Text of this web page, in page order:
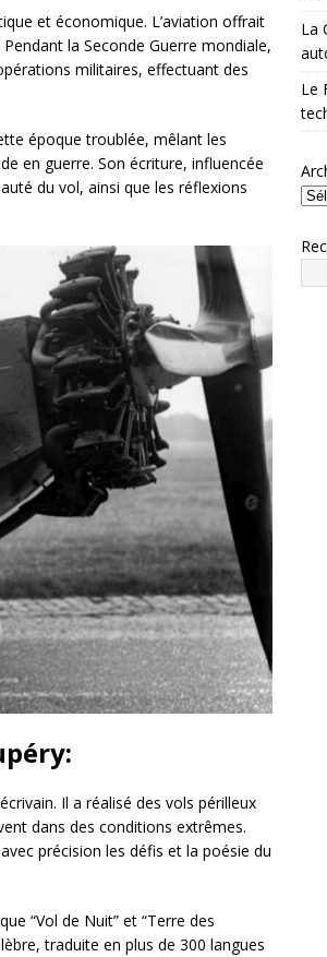
et économique. L’aviation offrait
la Seconde Guerre mondiale,
militaires, effectuant des
époque troublée, mêlant les
en guerre. Son écriture, influencée
du vol, ainsi que les réflexions
Il a réalisé des vols périlleux
dans des conditions extrêmes.
précision les défis et la poésie du
“Vol de Nuit” et “Terre des
traduite en plus de 300 langues
La
Le